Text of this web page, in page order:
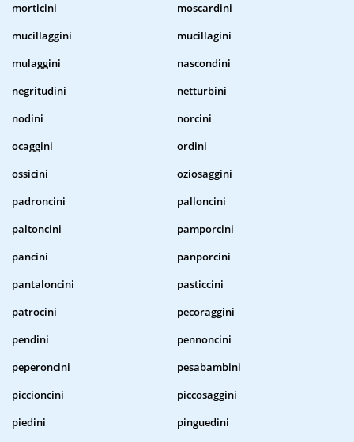
morticini
moscardini
mucillaggini
mucillagini
mulaggini
nascondini
negritudini
netturbini
nodini
norcini
ocaggini
ordini
ossicini
oziosaggini
padroncini
palloncini
paltoncini
pamporcini
pancini
panporcini
pantaloncini
pasticcini
patrocini
pecoraggini
pendini
pennoncini
peperoncini
pesabambini
piccioncini
piccosaggini
piedini
pinguedini